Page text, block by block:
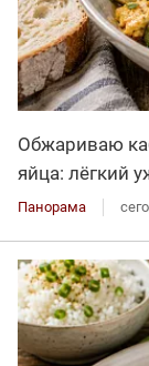
Обжариваю
яйца: лёгкий
Панорама